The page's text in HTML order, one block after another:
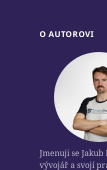
O AUTOROVI
Jmenuji se Jakub
vývojář a svojí